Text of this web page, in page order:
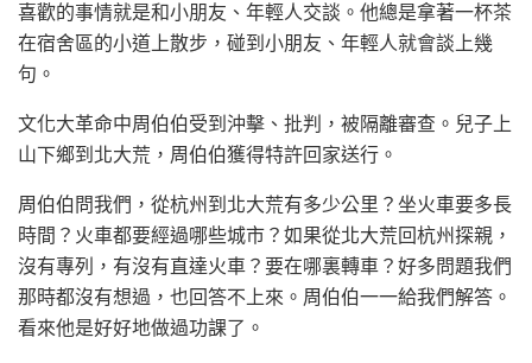
喜歡的事情就是和小朋友、年輕人交談。他總是拿著一杯茶
在宿舍區的小道上散步，碰到小朋友、年輕人就會談上幾
句。
文化大革命中周伯伯受到沖擊、批判，被隔離審查。兒子上
山下鄉到北大荒，周伯伯獲得特許回家送行。
周伯伯問我們，從杭州到北大荒有多少公里？坐火車要多長
時間？火車都要經過哪些城市？如果從北大荒回杭州探親，
沒有專列，有沒有直達火車？要在哪裏轉車？好多問題我們
那時都沒有想過，也回答不上來。周伯伯一一給我們解答。
看來他是好好地做過功課了。